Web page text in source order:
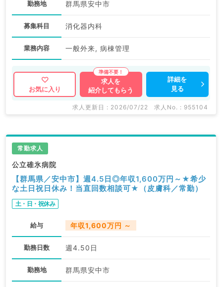
勤務地 群馬県安中市
募集科目 消化器内科
業務内容 一般外来, 病棟管理
お気に入り
求人を
紹介してもらう
詳細を
見る
求人更新日 : 2026/07/22 求人No. : 955104
常勤求人
公立碓氷病院
【群馬県／安中市】週4.5日◎年収1,600万円～★希少
な土日祝日休み！当直回数相談可★（皮膚科／常勤）
土・日・祝休み
給与 年収1,600万円 ～
勤務日数 週4.50日
勤務地 群馬県安中市